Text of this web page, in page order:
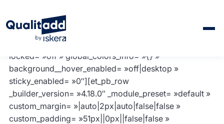
_module_preset= »default »
custom_padding= »0vh||0px||false|false »
bottom_divider_flip= »horizontal » hover_enabled= »0″
locked= »off » global_colors_info= »{} »
background__hover_enabled= »off|desktop »
sticky_enabled= »0″][et_pb_row
_builder_version= »4.18.0″ _module_preset= »default »
custom_margin= »|auto|2px|auto|false|false »
custom_padding= »51px||0px||false|false »